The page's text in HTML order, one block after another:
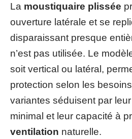
La moustiquaire plissée
ouverture latérale et se
disparaissant presque
n’est pas utilisée. Le
soit vertical ou latéral,
protection selon les
variantes séduisent par
minimal et leur capacité à
ventilation naturelle.